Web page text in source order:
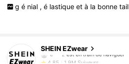
g é nial , é lastique et à la bonne
SHEIN EZwear
1.9M Suiveurs